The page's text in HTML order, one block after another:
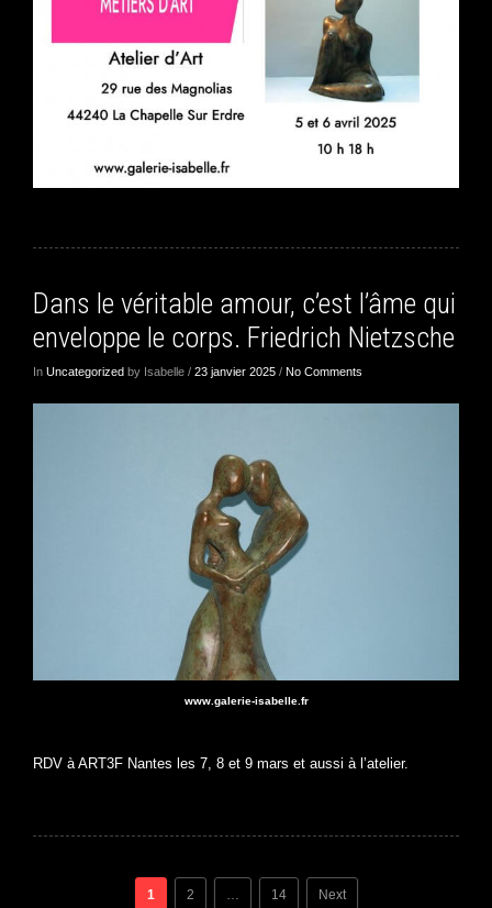
Dans le véritable amour, c’est l’âme qui
enveloppe le corps. Friedrich Nietzsche
In Uncategorized by Isabelle / 23 janvier 2025 / No Comments
www.galerie-isabelle.fr
RDV à ART3F Nantes les 7, 8 et 9 mars et aussi à l’atelier.
1 2 14 Next